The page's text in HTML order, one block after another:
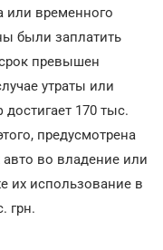
или временного
были заплатить
превышен
утраты или
170 тыс.
предусмотрена
авто во владение или
их использование в
грн.